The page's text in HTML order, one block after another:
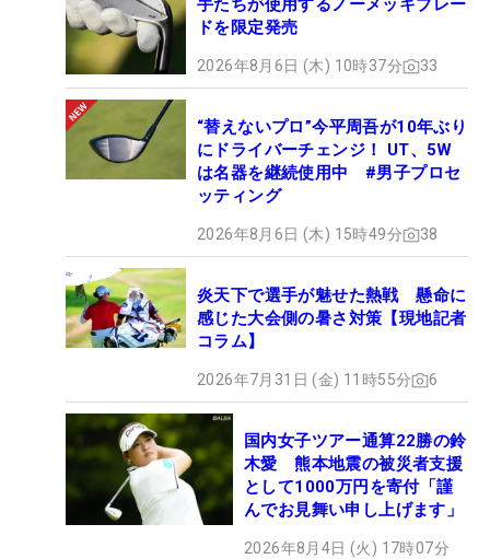
手たちが使用するノーメッキブレー
ドを限定発売
2026年8月6日 (木) 10時37分 33
“替えないプロ”今平周吾が10年ぶり
にドライバーチェンジ！ UT、5W
は名器を継続使用中 #男子プロセ
ッティング
2026年8月6日 (木) 15時49分 38
炎天下で選手が魅せた熱戦 懸命に
感じた大会側の暑さ対策【現地記者
コラム】
2026年7月31日 (金) 11時55分 6
国内女子ツアー通算22勝の鈴
木愛 熊本地震の被災者支援
として1000万円を寄付「謹
んでお見舞い申し上げます」
2026年8月4日 (火) 17時07分